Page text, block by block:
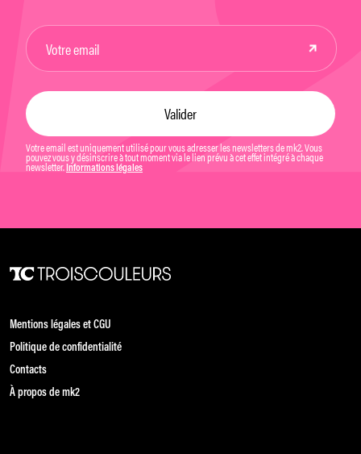
Votre email est uniquement utilisé pour vous adresser les newsletters de mk2. Vous
pouvez vous y désinscrire à tout moment via le lien prévu à cet effet intégré à chaque
newsletter. Informations légales
Mentions légales et CGU
Politique de confidentialité
Contacts
À propos de mk2